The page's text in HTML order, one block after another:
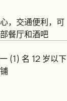
，交通便利，可
餐厅和酒吧
(1) 名 12 岁以下